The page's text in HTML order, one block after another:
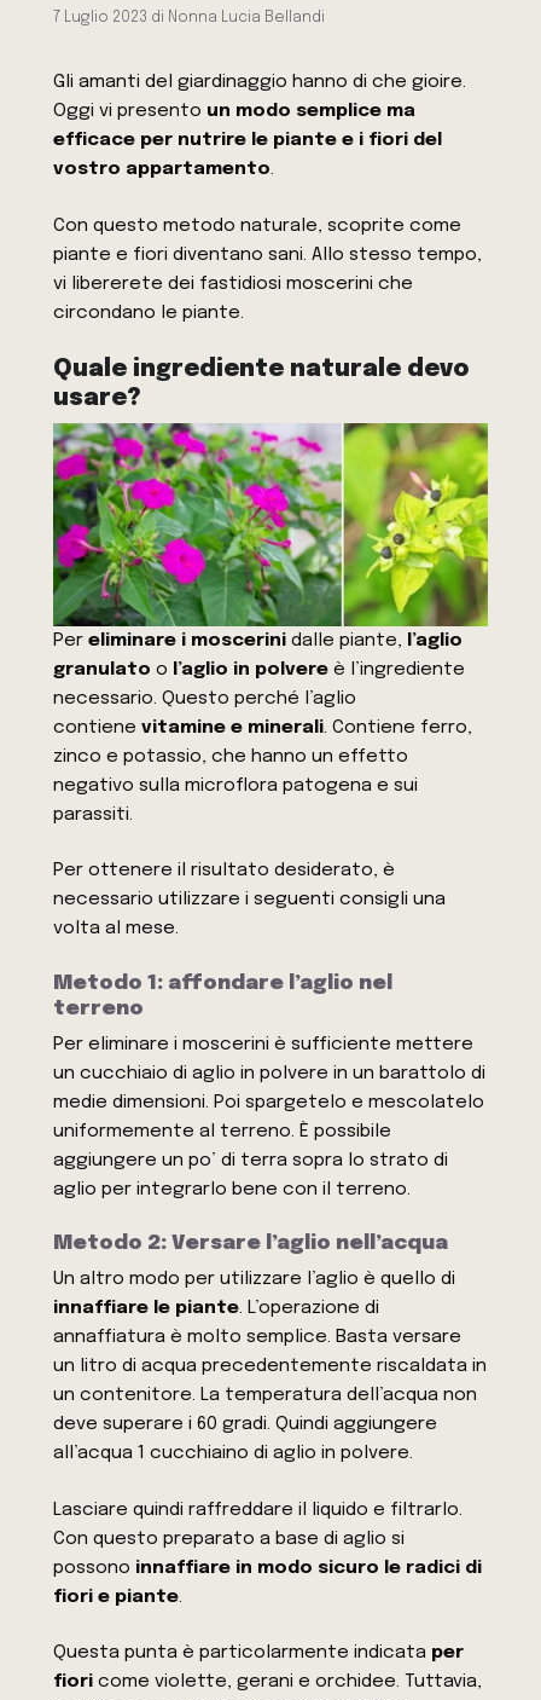
7 Luglio 2023 di Nonna Lucia Bellandi
Gli amanti del giardinaggio hanno di che gioire.
Oggi vi presento un modo semplice ma
efficace per nutrire le piante e i fiori del
vostro appartamento.
Con questo metodo naturale, scoprite come
piante e fiori diventano sani. Allo stesso tempo,
vi libererete dei fastidiosi moscerini che
circondano le piante.
Quale ingrediente naturale devo
usare?
Pereliminare i moscerini dalle piante,
l’aglio
granulato o l’aglio in polvere è l’ingrediente
necessario. Questo perché l’aglio
contienevitamine e minerali. Contiene ferro,
zinco e potassio, che hanno un effetto
negativo sulla microflora patogena e sui
parassiti.
Per ottenere il risultato desiderato, è
necessario utilizzare i seguenti consigli una
volta al mese.
Metodo 1: affondare l’aglio nel
terreno
Per eliminare i moscerini è sufficiente mettere
un cucchiaio di aglio in polvere in un barattolo di
medie dimensioni. Poi spargetelo e mescolatelo
uniformemente al terreno. È possibile
aggiungere un po’ di terra sopra lo strato di
aglio per integrarlo bene con il terreno.
Metodo 2: Versare l’aglio nell’acqua
Un altro modo per utilizzare l’aglio è quello di
innaffiare le piante. L’operazione di
annaffiatura è molto semplice. Basta versare
un litro di acqua precedentemente riscaldata in
un contenitore. La temperatura dell’acqua non
deve superare i 60 gradi. Quindi aggiungere
all’acqua 1 cucchiaino di aglio in polvere.
Lasciare quindi raffreddare il liquido e filtrarlo.
Con questo preparato a base di aglio si
possono innaffiare in modo sicuro le radici di
fiori e piante.
Questa punta è particolarmente indicata per
fiori come violette, gerani e orchidee. Tuttavia,